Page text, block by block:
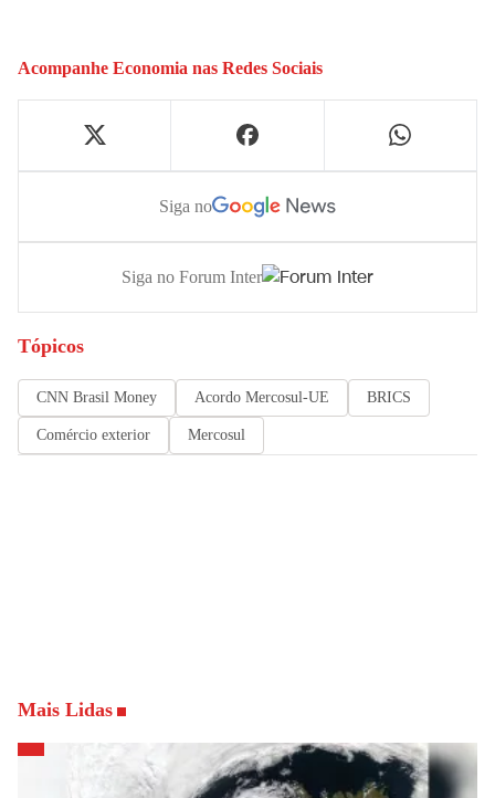
Acompanhe Economia nas Redes Sociais
Siga no
Siga no Forum Inter
Tópicos
CNN Brasil Money Acordo Mercosul-UE BRICS
Comércio exterior Mercosul
Mais Lidas